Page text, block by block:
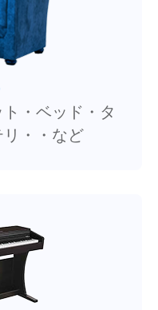
・ベッド・タ
・・など